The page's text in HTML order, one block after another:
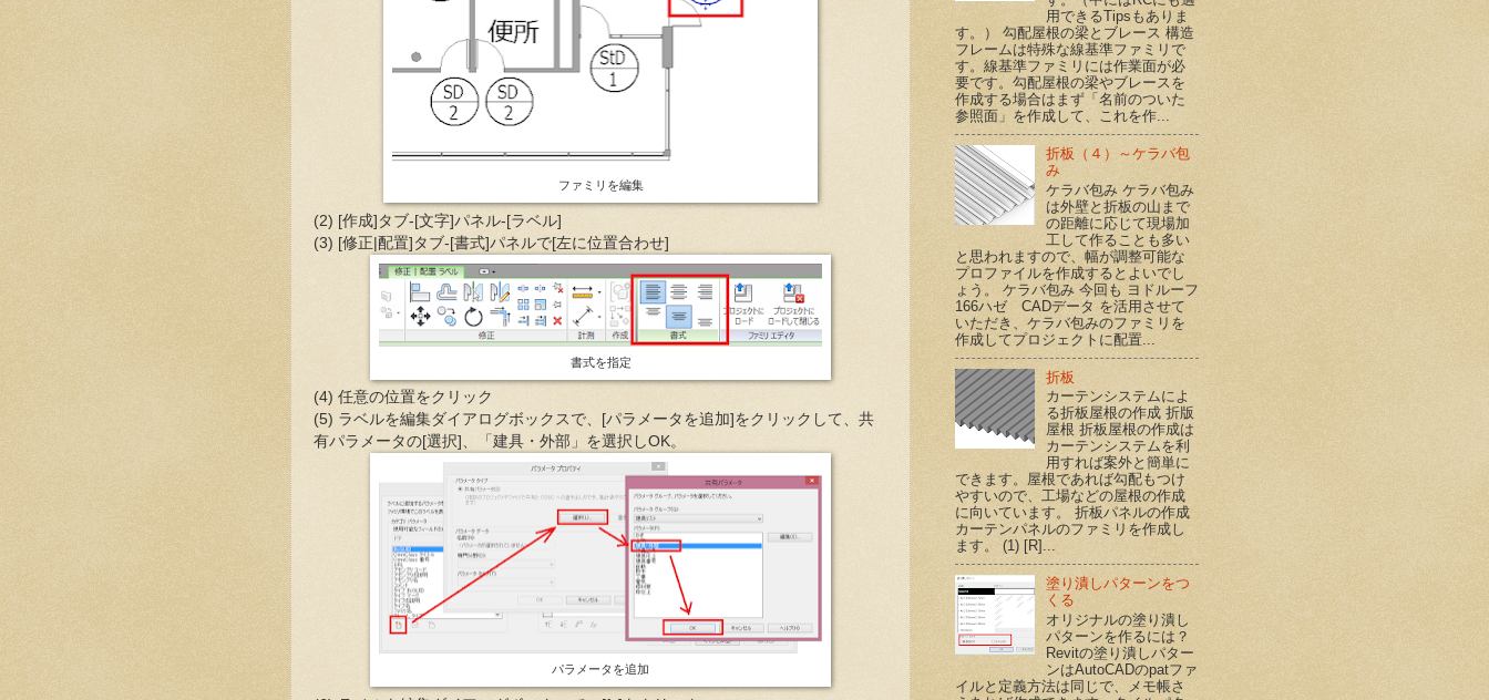
ファミリを編集
(2) [作成]タブ-[文字]パネル-[ラベル]
(3) [修正|配置]タブ-[書式]パネルで[左に位置合わせ]
書式を指定
(4) 任意の位置をクリック
(5) ラベルを編集ダイアログボックスで、[パラメータを追加]をクリックして、共
有パラメータの[選択]、「建具・外部」を選択しOK。
パラメータを追加
用できるTipsもありま
す。） 勾配屋根の梁とブレース 構造
フレームは特殊な線基準ファミリで
す。線基準ファミリには作業面が必
要です。勾配屋根の梁やブレースを
作成する場合はまず「名前のついた
参照面」を作成して、これを作...
折板（４）～ケラバ包
み
ケラバ包み ケラバ包み
は外壁と折板の山まで
の距離に応じて現場加
工して作ることも多い
と思われますので、幅が調整可能な
プロファイルを作成するとよいでし
ょう。 ケラバ包み 今回も ヨドルーフ
166ハゼ CADデータ を活用させて
いただき、ケラバ包みのファミリを
作成してプロジェクトに配置...
折板
カーテンシステムによ
る折板屋根の作成 折版
屋根 折板屋根の作成は
カーテンシステムを利
用すれば案外と簡単に
できます。屋根であれば勾配もつけ
やすいので、工場などの屋根の作成
に向いています。 折板パネルの作成
カーテンパネルのファミリを作成し
ます。 (1) [R]...
塗り潰しパターンをつ
くる
オリジナルの塗り潰し
パターンを作るには？
Revitの塗り潰しパター
ンはAutoCADのpatファ
イルと定義方法は同じで、メモ帳さ